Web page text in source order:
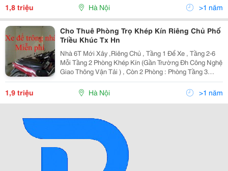
1,8 triệu Hà Nội >1 năm
Cho Thuê Phòng Trọ Khép Kín Riêng Chủ Phố
Triều Khúc Tx Hn
Nhà 6T Mới Xây ,Riêng Chủ , Tầng 1 Để Xe , Tầng 2-6
Mỗi Tầng 2 Phòng Khép Kín (Gần Trường Đh Công Nghệ
Giao Thông Vận Tải ) , Còn 2 Phòng : Phòng Tầng 3
Rộng 20M2 Khép Kín + Gác Sép Để Đồ Và Phòng Tầng
2 Rộng 20M2 Khép Kín + Gác Sép Để Đồ . Phòng Có
1,9 triệu Hà Nội >1 năm